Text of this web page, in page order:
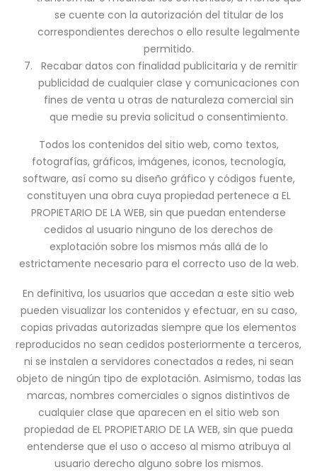
se cuente con la autorización del titular de los
correspondientes derechos o ello resulte legalmente
permitido.
Recabar datos con finalidad publicitaria y de remitir
publicidad de cualquier clase y comunicaciones con
fines de venta u otras de naturaleza comercial sin
que medie su previa solicitud o consentimiento.
Todos los contenidos del sitio web, como textos,
fotografías, gráficos, imágenes, iconos, tecnología,
software, así como su diseño gráfico y códigos fuente,
constituyen una obra cuya propiedad pertenece a EL
PROPIETARIO DE LA WEB, sin que puedan entenderse
cedidos al usuario ninguno de los derechos de
explotación sobre los mismos más allá de lo
estrictamente necesario para el correcto uso de la web.
En definitiva, los usuarios que accedan a este sitio web
pueden visualizar los contenidos y efectuar, en su caso,
copias privadas autorizadas siempre que los elementos
reproducidos no sean cedidos posteriormente a terceros,
ni se instalen a servidores conectados a redes, ni sean
objeto de ningún tipo de explotación. Asimismo, todas las
marcas, nombres comerciales o signos distintivos de
cualquier clase que aparecen en el sitio web son
propiedad de EL PROPIETARIO DE LA WEB, sin que pueda
entenderse que el uso o acceso al mismo atribuya al
usuario derecho alguno sobre los mismos.